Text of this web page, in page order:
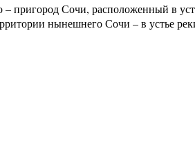
пригород Сочи, расположенный в
нынешнего Сочи – в устье